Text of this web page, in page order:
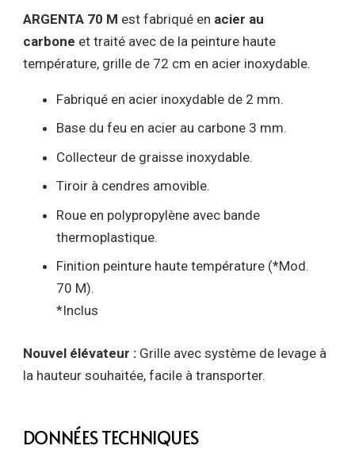
ARGENTA 70 M est fabriqué en acier au
carbone et traité avec de la peinture haute
température, grille de 72 cm en acier inoxydable.
Fabriqué en acier inoxydable de 2 mm.
Base du feu en acier au carbone 3 mm.
Collecteur de graisse inoxydable.
Tiroir à cendres amovible.
Roue en polypropylène avec bande
thermoplastique.
Finition peinture haute température (*Mod.
70 M).
*Inclus
Nouvel élévateur :Grille avec système de levage à
la hauteur souhaitée, facile à transporter.
DONNÉES TECHNIQUES